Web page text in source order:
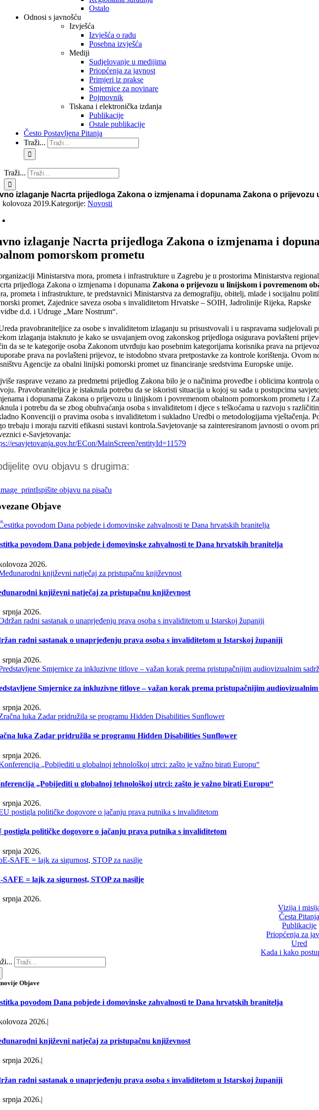
Ostalo
Odnosi s javnošću
Izvješća
Izvješća o radu
Posebna izvješća
Mediji
Sudjelovanje u medijima
Priopćenja za javnost
Primjeri iz prakse
Smjernice za novinare
Pojmovnik
Tiskana i elektronička izdanja
Publikacije
Ostale publikacije
Često Postavljena Pitanja
Traži...
Traži...
izlaganje Nacrta prijedloga Zakona o izmjenama i dopunama Zakona o
kolovoza 2019.Kategorije:Novosti
izlaganje Nacrta prijedloga Zakona o izmjenama i
pomorskom prometu
Ministarstva mora, prometa i infrastrukture u Zagrebu je u prostorima Ministarstva
prijedloga Zakona o izmjenama i dopunama Zakona o prijevozu u linijskom i povremenom
prometa i infrastrukture, te predstavnici Ministarstva za demografiju, obitelj, mlade i socijalnu
promet, Zajednice saveza osoba s invaliditetom Hrvatske – SOIH, Jadrolinije Rijeka, Rapske
d.d. i Udruge „Mare Nostrum“.
pravobraniteljice za osobe s invaliditetom izlaganju su prisustvovali i u raspravama
izlaganja istaknuto je kako se usvajanjem ovog zakonskog prijedloga osigurava povlašteni
da se te kategorije osoba Zakonom utvrđuju kao posebnim kategorijama korisnika prava na
prava na povlašteni prijevoz, te istodobno stvara pretpostavke za kontrole korištenja.
Agencije za obalni linijski pomorski promet uz financiranje sredstvima Europske unije.
rasprave vezano za predmetni prijedlog Zakona bilo je o načinima provedbe i oblicima kontrola
Pravobraniteljica je istaknula potrebu da se iskoristi situacija u kojoj su sada u postupcima
i dopunama Zakona o prijevozu u linijskom i povremenom obalnom pomorskom prometu i
i potrebu da se zbog obuhvaćanja osoba s invaliditetom i djece s teškoćama u razvoju s
Konvenciji o pravima osoba s invaliditetom i sukladno Uredbi o metodologijama vještačenja.
trebaju i moraju razviti efikasni sustavi kontrola.Savjetovanje sa zainteresiranom javnosti o ovom
e-Savjetovanja:
esavjetovanja.gov.hr/ECon/MainScreen?entityId=11579
ovu objavu s drugima:
Ispišite objavu na pisaču
Objave
povodom Dana pobjede i domovinske zahvalnosti te Dana hrvatskih branitelja
2026.
književni natječaj za pristupačnu književnost
srpnja 2026.
radni sastanak o unaprjeđenju prava osoba s invaliditetom u Istarskoj županiji
srpnja 2026.
Smjernice za inkluzivne titlove – važan korak prema pristupačnijim
srpnja 2026.
luka Zadar pridružila se programu Hidden Disabilities Sunflower
srpnja 2026.
„Pobijediti u globalnoj tehnološkoj utrci: zašto je važno birati Europu“
srpnja 2026.
postigla političke dogovore o jačanju prava putnika s invaliditetom
srpnja 2026.
SAFE = lajk za sigurnost, STOP za nasilje
srpnja 2026.
Vizija i
Česta Pitanja
Publikacije
Priopćenja za
Ured
Kada i kako
Objave
povodom Dana pobjede i domovinske zahvalnosti te Dana hrvatskih branitelja
2026.|
književni natječaj za pristupačnu književnost
srpnja 2026.|
radni sastanak o unaprjeđenju prava osoba s invaliditetom u Istarskoj županiji
srpnja 2026.|